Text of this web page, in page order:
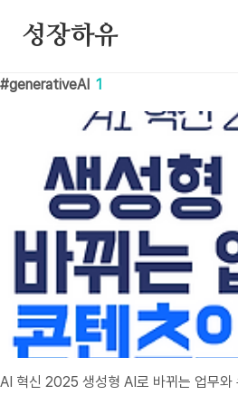
성장하유
generativeAI 1
AI 혁신 2025 생성형 AI로 바뀌는 업무와